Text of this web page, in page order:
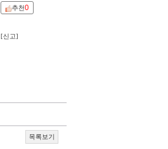
추천0
[신고]
목록보기